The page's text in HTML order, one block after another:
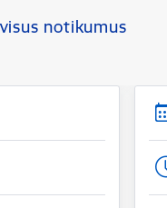
notikumus